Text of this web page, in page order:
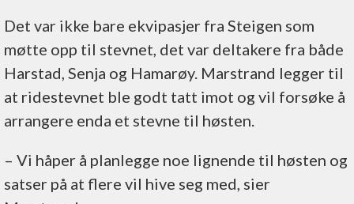
Det var ikke bare ekvipasjer fra Steigen som
møtte opp til stevnet, det var deltakere fra både
Harstad, Senja og Hamarøy. Marstrand legger til
at ridestevnet ble godt tatt imot og vil forsøke å
arrangere enda et stevne til høsten.
– Vi håper å planlegge noe lignende til høsten og
satser på at flere vil hive seg med, sier